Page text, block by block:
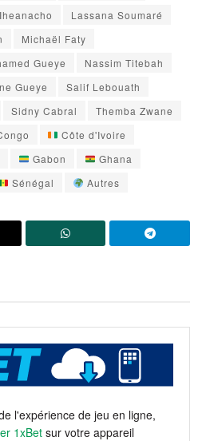
Lassana Soumaré
Michaël Faty
Gueye
Nassim Titebah
Gueye
Salif Lebouath
Sidny Cabral
Themba Zwane
Côte d'Ivoire
Gabon
Ghana
Sénégal Autres
l'expérience de jeu en ligne,
1xBet sur votre appareil